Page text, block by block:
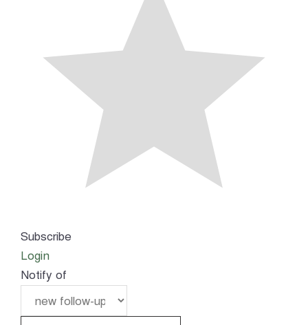
Subscribe
Login
Notify of